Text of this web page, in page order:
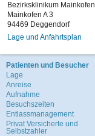
Bezirksklinikum Mainkofen
Mainkofen A 3
94469 Deggendorf
Lage und Anfahrtsplan
Patienten und Besucher
Lage
Anreise
Aufnahme
Besuchszeiten
Entlassmanagement
Privat Versicherte und
Selbstzahler